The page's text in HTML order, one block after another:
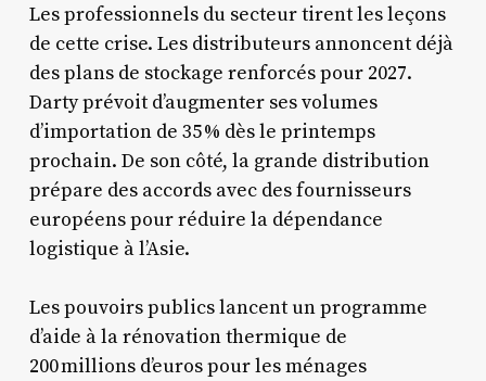
Les professionnels du secteur tirent les leçons
de cette crise. Les distributeurs annoncent déjà
des plans de stockage renforcés pour 2027.
Darty prévoit d’augmenter ses volumes
d’importation de 35 % dès le printemps
prochain. De son côté, la grande distribution
prépare des accords avec des fournisseurs
européens pour réduire la dépendance
logistique à l’Asie.
Les pouvoirs publics lancent un programme
d’aide à la rénovation thermique de
200 millions d’euros pour les ménages